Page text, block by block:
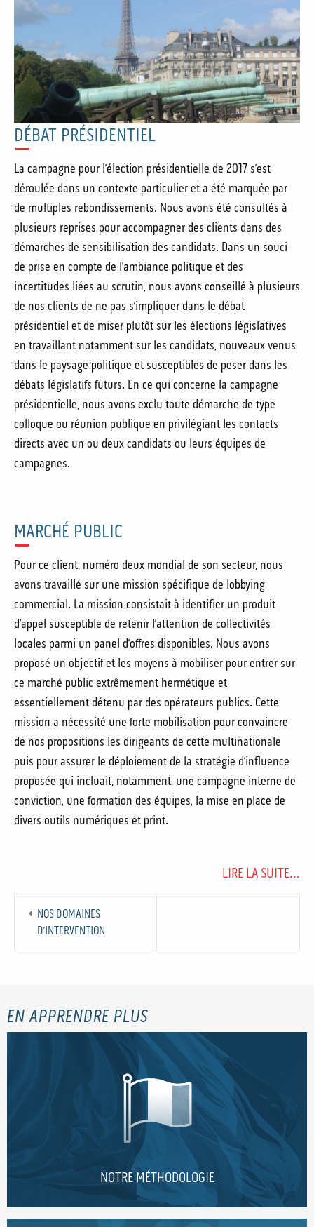
DÉBAT PRÉSIDENTIEL
La campagne pour l’élection présidentielle de 2017 s’est
déroulée dans un contexte particulier et a été marquée par
de multiples rebondissements. Nous avons été consultés à
plusieurs reprises pour accompagner des clients dans des
démarches de sensibilisation des candidats. Dans un souci
de prise en compte de l’ambiance politique et des
incertitudes liées au scrutin, nous avons conseillé à plusieurs
de nos clients de ne pas s’impliquer dans le débat
présidentiel et de miser plutôt sur les élections législatives
en travaillant notamment sur les candidats, nouveaux venus
dans le paysage politique et susceptibles de peser dans les
débats législatifs futurs. En ce qui concerne la campagne
présidentielle, nous avons exclu toute démarche de type
colloque ou réunion publique en privilégiant les contacts
directs avec un ou deux candidats ou leurs équipes de
campagnes.
MARCHÉ PUBLIC
Pour ce client, numéro deux mondial de son secteur, nous
avons travaillé sur une mission spécifique de lobbying
commercial. La mission consistait à identifier un produit
d’appel susceptible de retenir l’attention de collectivités
locales parmi un panel d’offres disponibles. Nous avons
proposé un objectif et les moyens à mobiliser pour entrer sur
ce marché public extrêmement hermétique et
essentiellement détenu par des opérateurs publics. Cette
mission a nécessité une forte mobilisation pour convaincre
de nos propositions les dirigeants de cette multinationale
puis pour assurer le déploiement de la stratégie d’influence
proposée qui incluait, notamment, une campagne interne de
conviction, une formation des équipes, la mise en place de
divers outils numériques et print.
LIRE LA SUITE...
NOS DOMAINES
D’INTERVENTION
EN APPRENDRE PLUS
NOTRE MÉTHODOLOGIE